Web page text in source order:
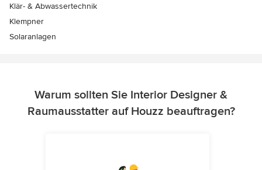
Klär- & Abwassertechnik
Klempner
Solaranlagen
Warum sollten Sie Interior Designer &
Raumausstatter auf Houzz beauftragen?